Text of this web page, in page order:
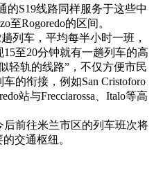
的S19线路同样服务于这些中
至Rogoredo的区间。
列车，平均每半小时一班，
至20分钟就有一趟列车的高
轻轨的线路”，不仅方便市民
的衔接，例如San Cristoforo
站与Frecciarossa、Italo等高
前往米兰市区的列车班次将
交通枢纽。